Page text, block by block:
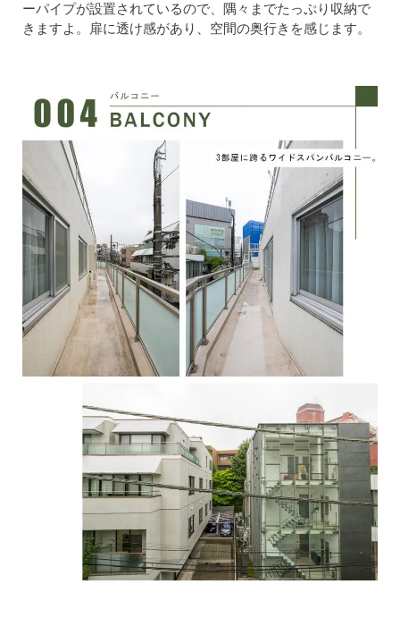
ーパイプが設置されているので、隅々までたっぷり収納で
きますよ。扉に透け感があり、空間の奥行きを感じます。